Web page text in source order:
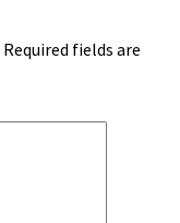
Required fields are